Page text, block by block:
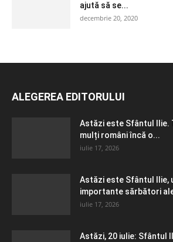
ajută să se...
decembrie 20, 2020
ALEGEREA EDITORULUI
Astăzi este Sfântul Ilie.
mulți români încă o...
iulie 17, 2026
Astăzi este Sfântul Ilie,
importante sărbători
iulie 17, 2026
Astăzi, 20 iulie: Sfântul